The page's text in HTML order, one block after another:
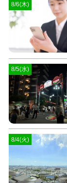
8/6(木)
8/5(水)
8/4(火)